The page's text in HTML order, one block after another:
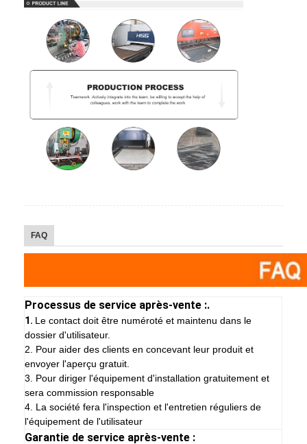
FAQ
Processus de service après-vente :.
1. Le contact doit être numéroté et maintenu dans le
dossier d'utilisateur.
2. Pour aider des clients en concevant leur produit et
envoyer l'aperçu gratuit.
3. Pour diriger l'équipement d'installation gratuitement et
sera commission responsable
4. La société fera l'inspection et l'entretien réguliers de
l'équipement de l'utilisateur
Garantie de service après-vente :